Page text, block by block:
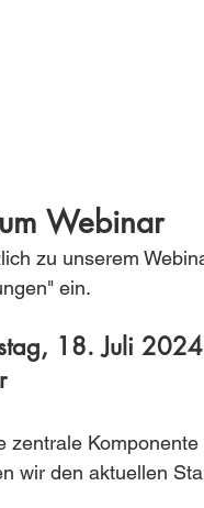
Webinar
zu unserem
ein.
18. Juli 2024
zentrale
wir den aktuellen